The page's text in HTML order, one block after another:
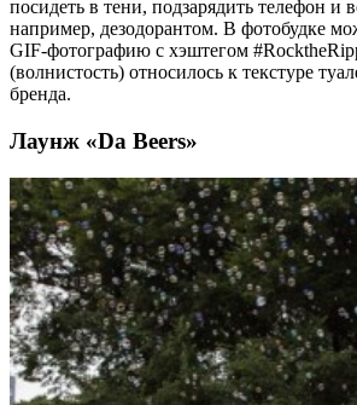
посидеть в тени, подзарядить телефон и
например, дезодорантом. В фотобудке
GIF-фотографию с хэштегом
(волнистость) относилось к текстуре
бренда.
Лаунж «Da Beers»